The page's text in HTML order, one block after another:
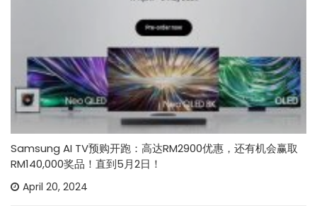
Samsung AI TV预购开跑：高达RM2900优惠，还有机会赢取
RM140,000奖品！直到5月2日！
April 20, 2024